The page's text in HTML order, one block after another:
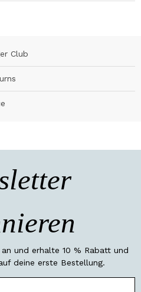
Club
und erhalte 10 % Rabatt und
deine erste Bestellung.